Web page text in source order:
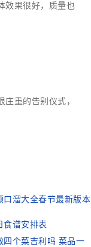
效果很好，质量也
重的告别仪式，
口溜大全春节最新版本
食谱安排表
四个菜吉利吗 菜品一